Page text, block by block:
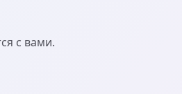
с вами.